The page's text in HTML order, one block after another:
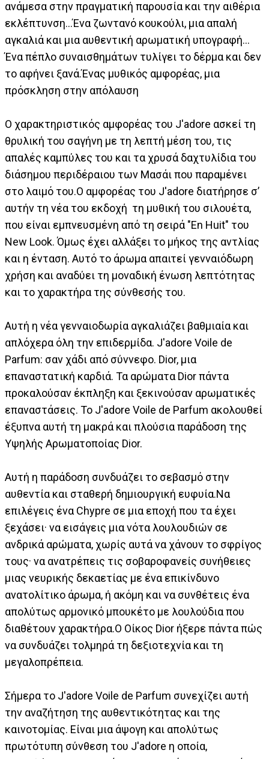
ανάμεσα στην πραγματική παρουσία και την αιθέρια
εκλέπτυνση…Ένα ζωντανό κουκούλι, μια απαλή
αγκαλιά και μια αυθεντική αρωματική υπογραφή…
Ένα πέπλο συναισθημάτων τυλίγει το δέρμα και δεν
το αφήνει ξανά.Ένας μυθικός αμφορέας, μια
πρόσκληση στην απόλαυση
Ο χαρακτηριστικός αμφορέας του J'adore ασκεί τη
θρυλική του σαγήνη με τη λεπτή μέση του, τις
απαλές καμπύλες του και τα χρυσά δαχτυλίδια του
διάσημου περιδέραιου των Μασάι που παραμένει
στο λαιμό του.Ο αμφορέας του J'adore διατήρησε σ’
αυτήν τη νέα του εκδοχή τη μυθική του σιλουέτα,
που είναι εμπνευσμένη από τη σειρά "En Huit" του
New Look. Όμως έχει αλλάξει το μήκος της αντλίας
και η ένταση. Αυτό το άρωμα απαιτεί γενναιόδωρη
χρήση και αναδύει τη μοναδική ένωση λεπτότητας
και το χαρακτήρα της σύνθεσής του.
Αυτή η νέα γενναιοδωρία αγκαλιάζει βαθμιαία και
απλόχερα όλη την επιδερμίδα. J'adore Voile de
Parfum: σαν χάδι από σύννεφο. Dior, μια
επαναστατική καρδιά. Τα αρώματα Dior πάντα
προκαλούσαν έκπληξη και ξεκινούσαν αρωματικές
επαναστάσεις. Το J'adore Voile de Parfum ακολουθεί
έξυπνα αυτή τη μακρά και πλούσια παράδοση της
Υψηλής Αρωματοποίας Dior.
Αυτή η παράδοση συνδυάζει το σεβασμό στην
αυθεντία και σταθερή δημιουργική ευφυία.Να
επιλέγεις ένα Chypre σε μια εποχή που τα έχει
ξεχάσει· να εισάγεις μια νότα λουλουδιών σε
ανδρικά αρώματα, χωρίς αυτά να χάνουν το σφρίγος
τους· να ανατρέπεις τις σοβαροφανείς συνήθειες
μιας νευρικής δεκαετίας με ένα επικίνδυνο
ανατολίτικο άρωμα, ή ακόμη και να συνθέτεις ένα
απολύτως αρμονικό μπουκέτο με λουλούδια που
διαθέτουν χαρακτήρα.Ο Οίκος Dior ήξερε πάντα πώς
να συνδυάζει τολμηρά τη δεξιοτεχνία και τη
μεγαλοπρέπεια.
Σήμερα το J'adore Voile de Parfum συνεχίζει αυτή
την αναζήτηση της αυθεντικότητας και της
καινοτομίας. Είναι μια άψογη και απολύτως
πρωτότυπη σύνθεση του J'adore η οποία,